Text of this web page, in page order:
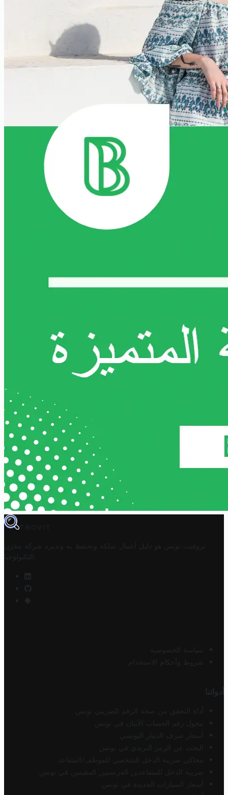
TROVIT
تروفيت تونس هو دليل أعمال تملكه وتحتفظ به وتديره
شركة مخزن
التكنولوجيا
سياسة الخصوصية
شروط وأحكام الاستخدام
أدواتنا
أداة التحقق من صحة الرقم الضريبي تونس
محول رقم الحساب الآيبان في تونس
أسعار صرف الدينار التونسي
البحث عن الرمز البريدي في تونس
محاكي ضريبة الدخل الشخصي للموظف/المتقاعد
ضريبة الدخل للمتقاعدين الفرنسيين المقيمين في تونس
أسعار السيارات الجديدة في تونس